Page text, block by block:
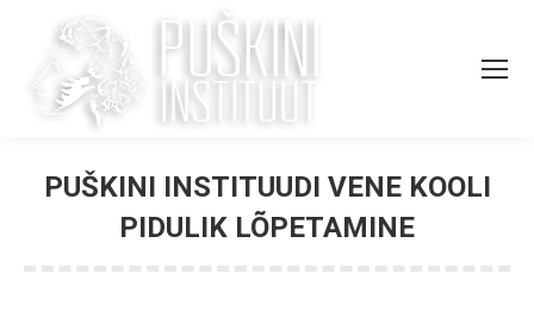
PUŠKINI INSTITUUDI VENE KOOLI
PIDULIK LÕPETAMINE